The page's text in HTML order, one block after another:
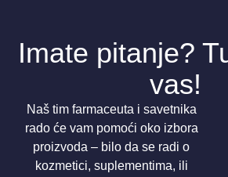
Imate pitanje?
vas!
Naš tim farmaceuta i savetnika
rado će vam pomoći oko izbora
proizvoda – bilo da se radi o
kozmetici, suplementima, ili